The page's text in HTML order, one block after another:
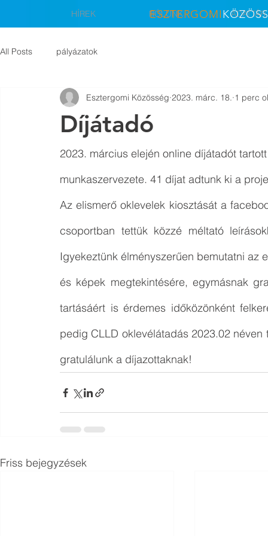
ESZTERGOMI
HÍREK RÓLUNK ADATTÁR
All Posts pályázatok
Díjátadó
Esztergomi Közösség 2023. márc. 18. 1 perc
2023. március elején online díjátadót
munkaszervezete. 41 díjat adtunk ki a
Az elismerő oklevelek kiosztását a
csoportban tettük közzé méltató
Igyekeztünk élményszerűen bemutatni az
és képek megtekintésére, egymásnak
tartásáért is érdemes időközönként
pedig CLLD oklevélátadás 2023.02
gratulálunk a díjazottaknak!
Friss bejegyzések